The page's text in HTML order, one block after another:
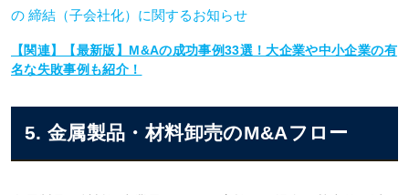
の 締結（子会社化）に関するお知らせ
【関連】【最新版】M&Aの成功事例33選！大企業や中小企業の有
名な失敗事例も紹介！
5. 金属製品・材料卸売のM&Aフロー